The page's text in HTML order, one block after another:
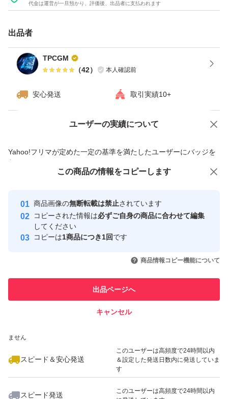
代金は運営が一旦預かり、評価後、出品者に支払われます
出品者
TPCGM
（42） 本人確認前
安心発送 取引実績10+
ユーザーの実績について
Yahoo!フリマが定めた一定の基準を満たしたユーザーにバッジを
付与しています
安心取引出品者
心・安全なユーザーです
取引実績
引を完了させた実績があります
での取引実績があります
ません
スピード＆安心発送
このユーザーは高頻度で24時間以内
＆設定した発送日数内に発送していま
す
スピード発送
このユーザーは高頻度で24時間以内
価格の相談 商品への質問
この商品の情報をコピーします
商品画像の無断転載は禁止されています
コピーされた情報は必ずご自身の商品に合わせて編集
してください
コピーは1商品につき1回です
商品情報コピー機能について
出品ページへ
キャンセル
この商品をみている人にオススメ